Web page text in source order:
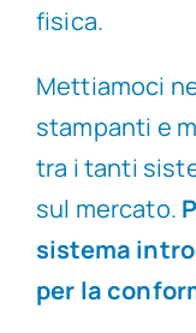
fisica.
Mettiamoci
stampanti e
tra i tanti
sul mercato.
sistema
per la